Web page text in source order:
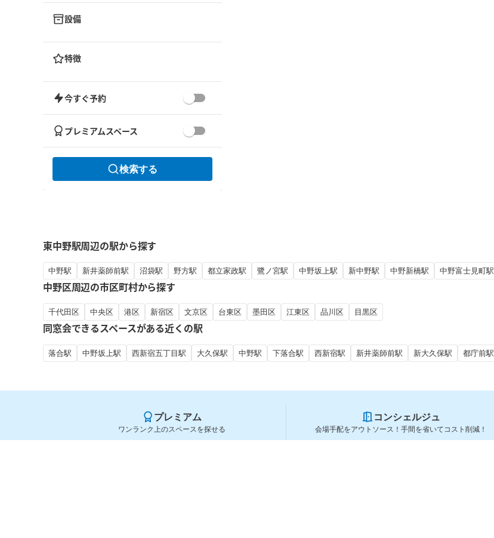
設備
特徴
今すぐ予約
プレミアムスペース
検索する
東中野駅周辺の駅から探す
中野駅 新井薬師前駅 沼袋駅 野方駅 都立家政駅 鷺ノ宮駅 中野坂上駅 新中野駅 中野新橋駅 中野富士見町駅
中野区周辺の市区町村から探す
千代田区 中央区 港区 新宿区 文京区 台東区 墨田区 江東区 品川区 目黒区
同窓会できるスペースがある近くの駅
落合駅 中野坂上駅 西新宿五丁目駅 大久保駅 中野駅 下落合駅 西新宿駅 新井薬師前駅 新大久保駅 都庁前駅
プレミアム
ワンランク上のスペースを探せる
コンシェルジュ
会場手配をアウトソース！手間を省いてコスト削減！